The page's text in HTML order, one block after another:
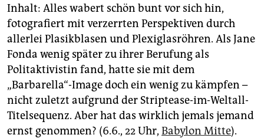
Inhalt: Alles wabert schön bunt vor sich hin,
fotografiert mit verzerrten Perspektiven durch
allerlei Plasikblasen und Plexiglasröhren. Als Jane
Fonda wenig später zu ihrer Berufung als
Politaktivistin fand, hatte sie mit dem
„Barbarella“-Image doch ein wenig zu kämpfen –
nicht zuletzt aufgrund der Striptease-im-Weltall-
Titelsequenz. Aber hat das wirklich jemals jemand
ernst genommen? (6.6., 22 Uhr, Babylon Mitte).